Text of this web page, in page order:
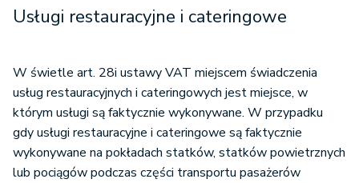
Usługi restauracyjne i cateringowe
W świetle art. 28i ustawy VAT miejscem świadczenia
usług restauracyjnych i cateringowych jest miejsce, w
którym usługi są faktycznie wykonywane. W przypadku
gdy usługi restauracyjne i cateringowe są faktycznie
wykonywane na pokładach statków, statków powietrznych
lub pociągów podczas części transportu pasażerów